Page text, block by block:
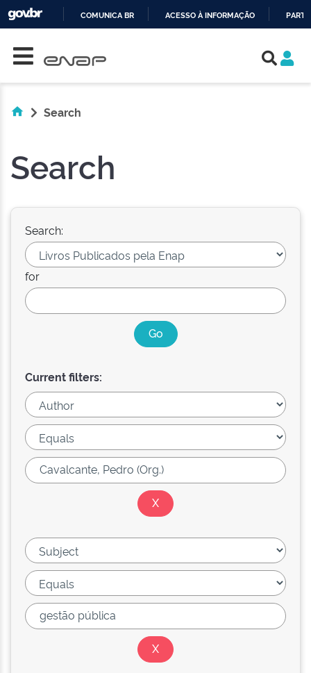
COMUNICA BR ACESSO À INFORMAÇÃO
Search
Search
Search:
for
Current filters: